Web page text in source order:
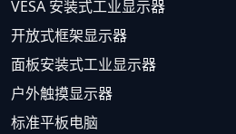
VESA 安装式工业显示器
开放式框架显示器
面板安装式工业显示器
户外触摸显示器
标准平板电脑